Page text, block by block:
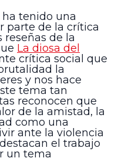
tenido una
parte de la crítica
reseñas de la
La diosa del
crítica social que
la
y nos hace
tema tan
reconocen que
de la amistad, la
como una
ante la violencia
el trabajo
un tema